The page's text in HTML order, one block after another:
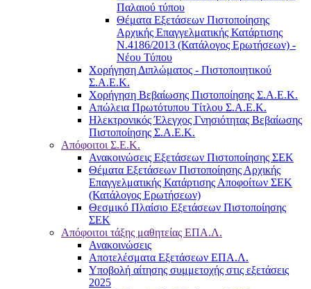
Παλαιού τύπου
Θέματα Εξετάσεων Πιστοποίησης
Αρχικής Επαγγελματικής Κατάρτισης
Ν.4186/2013 (Κατάλογος Ερωτήσεων) -
Νέου Τύπου
Χορήγηση Διπλώματος - Πιστοποιητικού
Σ.Α.Ε.Κ.
Χορήγηση Βεβαίωσης Πιστοποίησης Σ.Α.Ε.Κ.
Απώλεια Πρωτότυπου Τίτλου Σ.Α.Ε.Κ.
Ηλεκτρονικός Έλεγχος Γνησιότητας Βεβαίωσης
Πιστοποίησης Σ.Α.Ε.Κ.
Απόφοιτοι Σ.Ε.Κ.
Ανακοινώσεις Εξετάσεων Πιστοποίησης ΣΕΚ
Θέματα Εξετάσεων Πιστοποίησης Αρχικής
Επαγγελματικής Κατάρτισης Αποφοίτων ΣΕΚ
(Κατάλογος Ερωτήσεων)
Θεσμικό Πλαίσιο Εξετάσεων Πιστοποίησης
ΣΕΚ
Απόφοιτοι τάξης μαθητείας ΕΠΑ.Λ.
Ανακοινώσεις
Αποτελέσματα Εξετάσεων ΕΠΑ.Λ.
Υποβολή αίτησης συμμετοχής στις εξετάσεις
2025